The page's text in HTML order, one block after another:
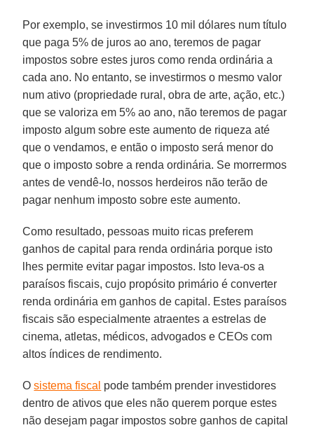
Por exemplo, se investirmos 10 mil dólares num título
que paga 5% de juros ao ano, teremos de pagar
impostos sobre estes juros como renda ordinária a
cada ano. No entanto, se investirmos o mesmo valor
num ativo (propriedade rural, obra de arte, ação, etc.)
que se valoriza em 5% ao ano, não teremos de pagar
imposto algum sobre este aumento de riqueza até
que o vendamos, e então o imposto será menor do
que o imposto sobre a renda ordinária. Se morrermos
antes de vendê-lo, nossos herdeiros não terão de
pagar nenhum imposto sobre este aumento.
Como resultado, pessoas muito ricas preferem
ganhos de capital para renda ordinária porque isto
lhes permite evitar pagar impostos. Isto leva-os a
paraísos fiscais, cujo propósito primário é converter
renda ordinária em ganhos de capital. Estes paraísos
fiscais são especialmente atraentes a estrelas de
cinema, atletas, médicos, advogados e CEOs com
altos índices de rendimento.
Osistema fiscal pode também prender investidores
dentro de ativos que eles não querem porque estes
não desejam pagar impostos sobre ganhos de capital